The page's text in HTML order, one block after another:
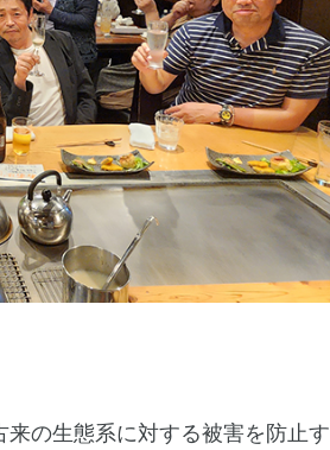
の生態系に対する被害を防止す